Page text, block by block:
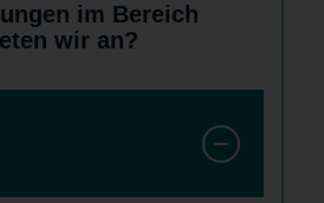
im Bereich
wir an?